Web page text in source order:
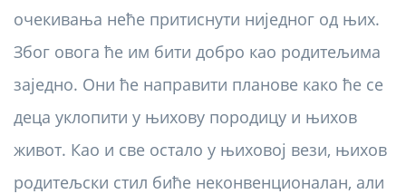
очекивања неће притиснути ниједног од њих.
Због овога ће им бити добро као родитељима
заједно. Они ће направити планове како ће се
деца уклопити у њихову породицу и њихов
живот. Као и све остало у њиховој вези, њихов
родитељски стил биће неконвенционалан, али